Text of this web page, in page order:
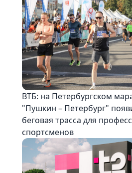
ВТБ: на Петербургском
"Пушкин – Петербург"
беговая трасса для
спортсменов